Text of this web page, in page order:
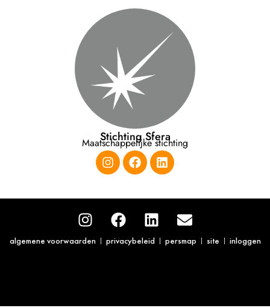
Stichting Sfera
Maatschappelijke stichting
algemene voorwaarden privacybeleid persmap site inloggen